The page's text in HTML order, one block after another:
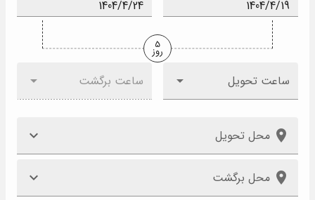
5
روز
ساعت تحویل ساعت برگشت
محل تحویل
محل برگشت